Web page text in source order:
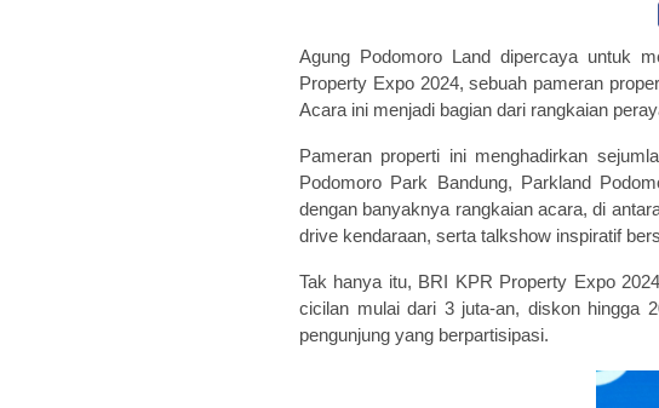
Agung Podomoro Land dipercaya untuk
Property Expo 2024, sebuah pameran
Acara ini menjadi bagian dari rangkaian
Pameran properti ini menghadirkan
Podomoro Park Bandung, Parkland
dengan banyaknya rangkaian acara, di
drive kendaraan, serta talkshow inspiratif
Tak hanya itu, BRI KPR Property Expo
cicilan mulai dari 3 juta-an, diskon hingga
pengunjung yang berpartisipasi.